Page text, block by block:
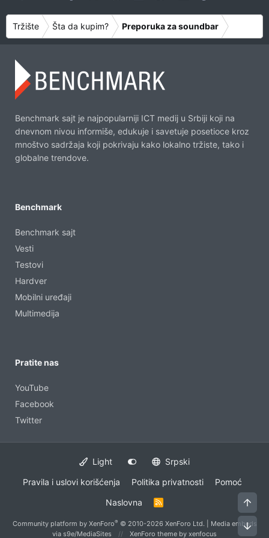
a
g
l
a
t
Tržište Šta da kupim? Preporuka za soundbar
Benchmark sajt je najpopularniji ICT medij u Srbiji koji na
dnevnom nivou informiše, edukuje i savetuje posetioce kroz
mnoštvo sadržaja koji pokrivaju kako lokalno tržiste, tako i
globalne trendove.
Benchmark
Benchmark sajt
Vesti
Testovi
Hardver
Mobilni uređaji
Multimedija
Pratite nas
YouTube
Facebook
Twitter
Light
Srpski
Pravila i uslovi korišćenja
Politika privatnosti
Pomoć
Naslovna
R
S
Community platform by XenForo® © 2010-2026 XenForo Ltd.
Media embeds
via s9e/MediaSites
XenForo theme by xenfocus
Dno